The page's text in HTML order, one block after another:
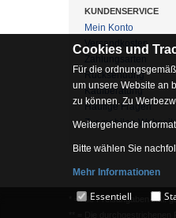
KUNDENSERVICE
Mein Konto
Versandkosten
Rücksendung
Kaufberatung
Häufige Fragen
Zur mobilen
* = Alle Preisangaben inkl.
Cookies und
Für die
um unsere Website an
zu können. Zu
Weitergehende
Bitte wählen Sie
Mehr Informationen
Essentiell
Hierbei handelt es
Essentiell